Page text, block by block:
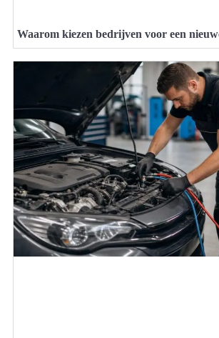
Waarom kiezen bedrijven voor een